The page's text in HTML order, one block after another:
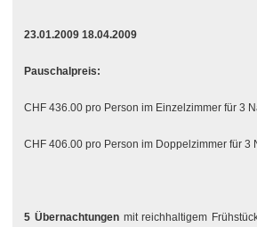
23.01.2009 18.04.2009
Pauschalpreis:
CHF 436.00 pro Person im Einzelzimmer für 3
CHF 406.00 pro Person im Doppelzimmer für 3
5 Übernachtungenmit reichhaltigem